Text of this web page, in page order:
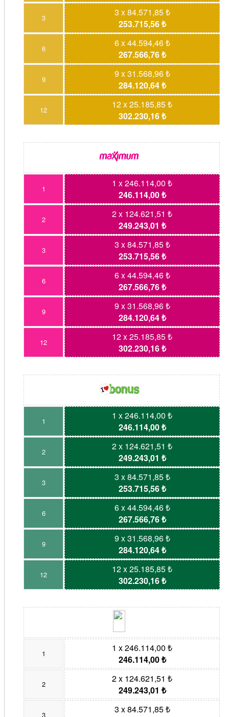
3
3 x 84.571,85 ₺
253.715,56 ₺
6
6 x 44.594,46 ₺
267.566,76 ₺
9
9 x 31.568,96 ₺
284.120,64 ₺
12
12 x 25.185,85 ₺
302.230,16 ₺
1
1 x 246.114,00 ₺
246.114,00 ₺
2
2 x 124.621,51 ₺
249.243,01 ₺
3
3 x 84.571,85 ₺
253.715,56 ₺
6
6 x 44.594,46 ₺
267.566,76 ₺
9
9 x 31.568,96 ₺
284.120,64 ₺
12
12 x 25.185,85 ₺
302.230,16 ₺
1
1 x 246.114,00 ₺
246.114,00 ₺
2
2 x 124.621,51 ₺
249.243,01 ₺
3
3 x 84.571,85 ₺
253.715,56 ₺
6
6 x 44.594,46 ₺
267.566,76 ₺
9
9 x 31.568,96 ₺
284.120,64 ₺
12
12 x 25.185,85 ₺
302.230,16 ₺
1
1 x 246.114,00 ₺
246.114,00 ₺
2
2 x 124.621,51 ₺
249.243,01 ₺
3
3 x 84.571,85 ₺